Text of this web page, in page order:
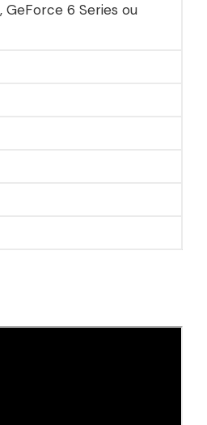
GeForce 6 Series ou